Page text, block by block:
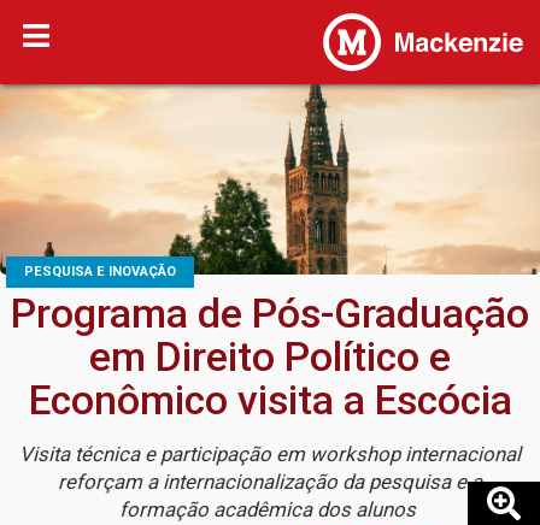
PESQUISA E INOVAÇÃO
Programa de Pós-Graduação
em Direito Político e
Econômico visita a Escócia
Visita técnica e participação em workshop internacional
reforçam a internacionalização da pesquisa e a
formação acadêmica dos alunos